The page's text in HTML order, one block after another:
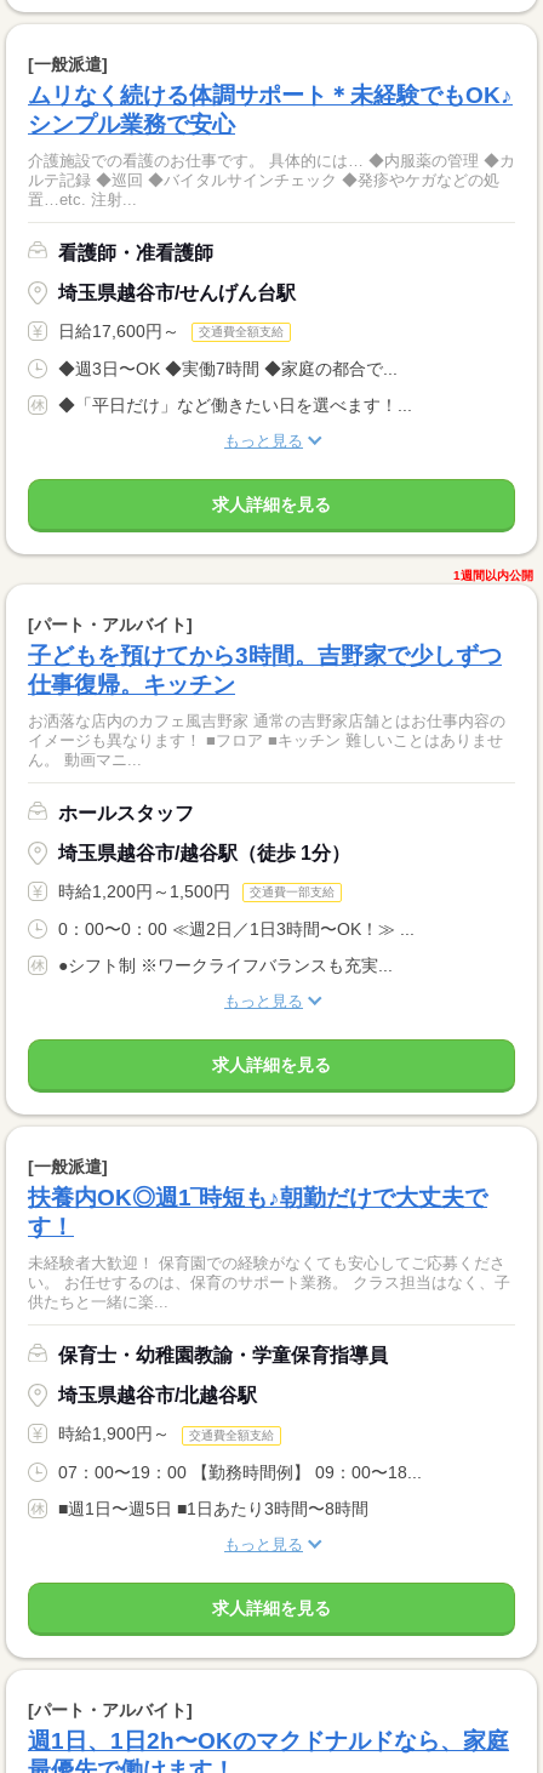
[一般派遣]
ムリなく続ける体調サポート＊未経験でもOK♪
シンプル業務で安心
介護施設での看護のお仕事です。 具体的には… ◆内服薬の管理 ◆カ
ルテ記録 ◆巡回 ◆バイタルサインチェック ◆発疹やケガなどの処
置…etc. 注射...
看護師・准看護師
埼玉県越谷市/せんげん台駅
日給17,600円～ 交通費全額支給
◆週3日〜OK ◆実働7時間 ◆家庭の都合で...
◆「平日だけ」など働きたい日を選べます！...
もっと見る
求人詳細を見る
1週間以内公開
[パート・アルバイト]
子どもを預けてから3時間。吉野家で少しずつ
仕事復帰。キッチン
お洒落な店内のカフェ風吉野家 通常の吉野家店舗とはお仕事内容の
イメージも異なります！ ■フロア ■キッチン 難しいことはありませ
ん。 動画マニ...
ホールスタッフ
埼玉県越谷市/越谷駅（徒歩 1分）
時給1,200円～1,500円 交通費一部支給
0：00〜0：00 ≪週2日／1日3時間〜OK！≫ ...
●シフト制 ※ワークライフバランスも充実...
もっと見る
求人詳細を見る
[一般派遣]
扶養内OK◎週1‾時短も♪朝勤だけで大丈夫で
す！
未経験者大歓迎！ 保育園での経験がなくても安心してご応募くださ
い。 お任せするのは、保育のサポート業務。 クラス担当はなく、子
供たちと一緒に楽...
保育士・幼稚園教諭・学童保育指導員
埼玉県越谷市/北越谷駅
時給1,900円～ 交通費全額支給
07：00〜19：00 【勤務時間例】 09：00〜18...
■週1日〜週5日 ■1日あたり3時間〜8時間
もっと見る
求人詳細を見る
[パート・アルバイト]
週1日、1日2h〜OKのマクドナルドなら、家庭